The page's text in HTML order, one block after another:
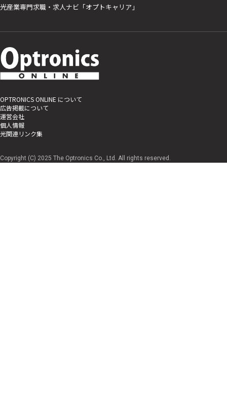
光産業専門求職・求人ナビ「オプトキャリア」
OPTRONICS ONLINE について
広告掲載について
運営会社
個人情報
光関連リンク集
Copyright (C) 2025 The Optronics Co., Ltd. All rights reserved.